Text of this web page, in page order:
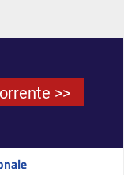
>>